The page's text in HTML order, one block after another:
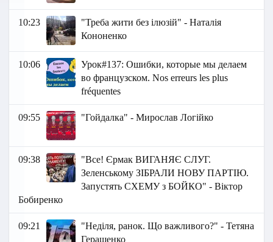
10:23
"Треба жити без ілюзій" - Наталія
Кононенко
10:06
Урок#137: Ошибки, которые мы делаем
во французском. Nos erreurs les plus
fréquentes
09:55 "Гойдалка" - Мирослав Логійко
09:38
"Все! Єрмак ВИГАНЯЄ СЛУГ.
Зеленському ЗІБРАЛИ НОВУ ПАРТІЮ.
Запустять СХЕМУ з БОЙКО" - Віктор
Бобиренко
09:21
"Неділя, ранок. Що важливого?" - Тетяна
Геращенко